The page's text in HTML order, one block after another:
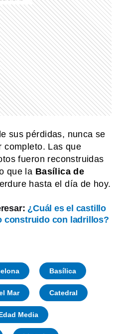
sus pérdidas, nunca se
completo. Las que
fueron reconstruidas
que la Basílica de
hasta el día de hoy.
¿Cuál es el castillo
construido con ladrillos?
Basílica
Mar Catedral
Media